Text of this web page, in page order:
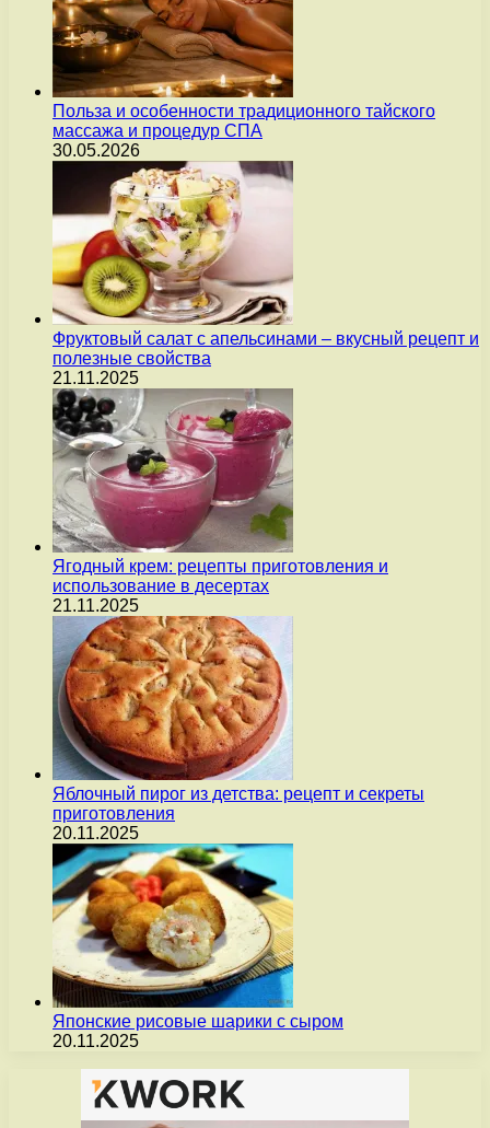
Польза и особенности традиционного тайского
массажа и процедур СПА
30.05.2026
Фруктовый салат с апельсинами – вкусный рецепт и
полезные свойства
21.11.2025
Ягодный крем: рецепты приготовления и
использование в десертах
21.11.2025
Яблочный пирог из детства: рецепт и секреты
приготовления
20.11.2025
Японские рисовые шарики с сыром
20.11.2025